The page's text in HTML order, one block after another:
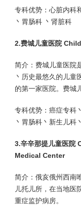
专科优势：心脏内科
丶胃肠科 丶肾脏科
2.费城儿童医院
简介：费城儿童医院
丶历史最悠久的儿童
的第一家医院。费城
专科优势：癌症专科
丶胃肠科丶新生儿科
3.辛辛那提儿童医
Medical Center
简介：俄亥俄州西南
儿托儿所，在当地医
重症监护病房。